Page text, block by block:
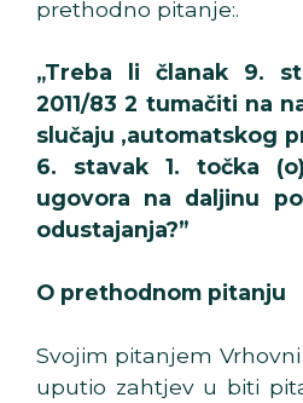
prethodno pitanje:.
„Treba li članak 9.
2011/83 2 tumačiti na
slučaju ‚automatskog
6. stavak 1. točka
ugovora na daljinu
odustajanja?”
O prethodnom pitanju
Svojim pitanjem
uputio zahtjev u biti